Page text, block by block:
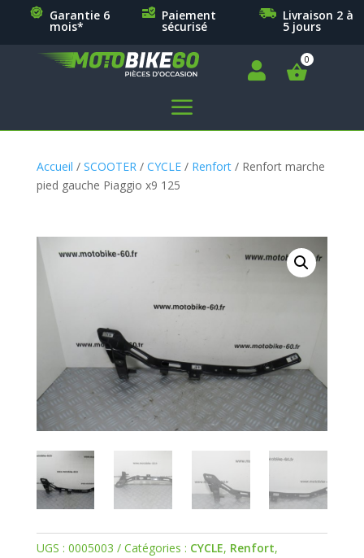
Garantie 6
mois*
Paiement
sécurisé
Livraison 2 à
5 jours

a
Accueil / SCOOTER / CYCLE/ Renfort/ Renfort marche
pied gauche Piaggio x9 125
UGS : 0005003 Catégories : CYCLE, Renfort,